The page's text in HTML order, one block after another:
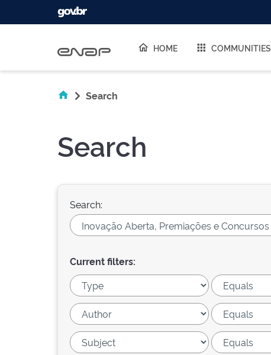
HOME COMMUNITIES
Search
Search
Search:
Current filters: